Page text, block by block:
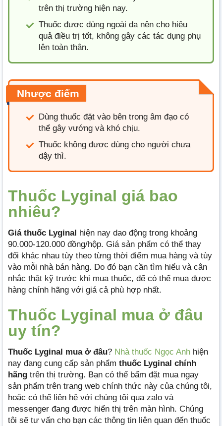
trên thị trường hiện nay.
Thuốc được dùng ngoài da nên cho hiệu
quả điều trị tốt, không gây các tác dụng phụ
lên toàn thân.
Nhược điểm
Dùng thuốc đặt vào bên trong âm đạo có
thể gây vướng và khó chịu.
Thuốc không được dùng cho người chưa
dậy thì.
Thuốc Lyginal giá bao
nhiêu?
Giá thuốc Lyginal hiện nay dao động trong khoảng
90.000-120.000 đồng/hộp. Giá sản phẩm có thể thay
đổi khác nhau tùy theo từng thời điểm mua hàng và tùy
vào mỗi nhà bán hàng. Do đó bạn cần tìm hiểu và cân
nhắc thật kỹ trước khi mua thuốc, để có thể mua được
hàng chính hãng với giá cả phù hợp nhất.
Thuốc Lyginal mua ở đâu
uy tín?
Thuốc Lyginal mua ở đâu? Nhà thuốc Ngọc Anh hiện
nay đang cung cấp sản phẩm thuốc Lyginal chính
hãng trên thị trường. Bạn có thể bấm đặt mua ngay
sản phẩm trên trang web chính thức này của chúng tôi,
hoặc có thể liên hệ với chúng tôi qua zalo và
messenger đang được hiển thị trên màn hình. Chúng
tôi sẽ tư vấn cho bạn các thông tin liên quan đến thuốc